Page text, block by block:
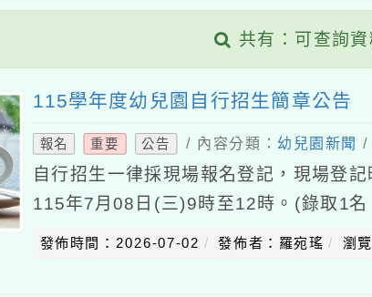
共有：可查詢資
115學年度幼兒園自行招生簡章公告
報名 重要 公告 / 內容分類： 幼兒園新聞 /
自行招生一律採現場報名登記，現場登
115年7月08日(三)9時至12時。(錄取1
自行招生)第2次自行招生：115年7月15
發佈時間：2026-07-02 發佈者：羅宛瑤 瀏